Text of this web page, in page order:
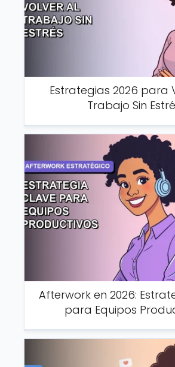
Estrategias 2026 para
Trabajo Sin
Afterwork en 2026:
para Equipos